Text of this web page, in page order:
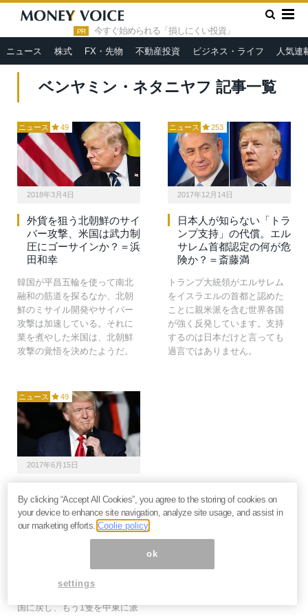
PR 今すぐ始められる「損しにくい投資」
ニュース 株式 FX・先物 不動産投資 ビジネス・ライフ 人気連
HOME » ベンヤミン・ネタニヤフ
ベンヤミン・ネタニヤフ 記事一覧
ニュース 49
2018年3月4日
外貨を狙う北朝鮮のサイ
バー攻撃、米国は武力制
圧にゴーサインか？＝浜
田和幸
韓国が平昌五輪を使って南北
融和の筋道を探るなか、北朝
鮮のミサイル開発やサイバー
攻撃は加速している。それに
業を煮やした米国は、北朝鮮
攻撃の覚悟を決めたようだ。
ニュース 253
2017年12月14日
日本人が知らない「トラ
ンプ支持」の代償。エル
サレム首都認定の何が危
険か？＝斎藤満
トランプ大統領がエルサレム
をイスラエルの首都と認めた
ことに親米派を含む世界各国
が強く反発しています。支持
するのは日本だけと言っても
過言ではありません。
ニュース 49
2017年6月15日
鮮有事ではなく「中東戦
争」を仕掛けるトランプ
＝斎藤満
米国は日本海に展開していた2
国に戻し、もう1隻を中東に派
By clicking “Accept All Cookies”, you agree to the storing of cookies on
your device to enhance site navigation, analyze site usage, and assist in
our marketing efforts.Coolie policy
ok
settings